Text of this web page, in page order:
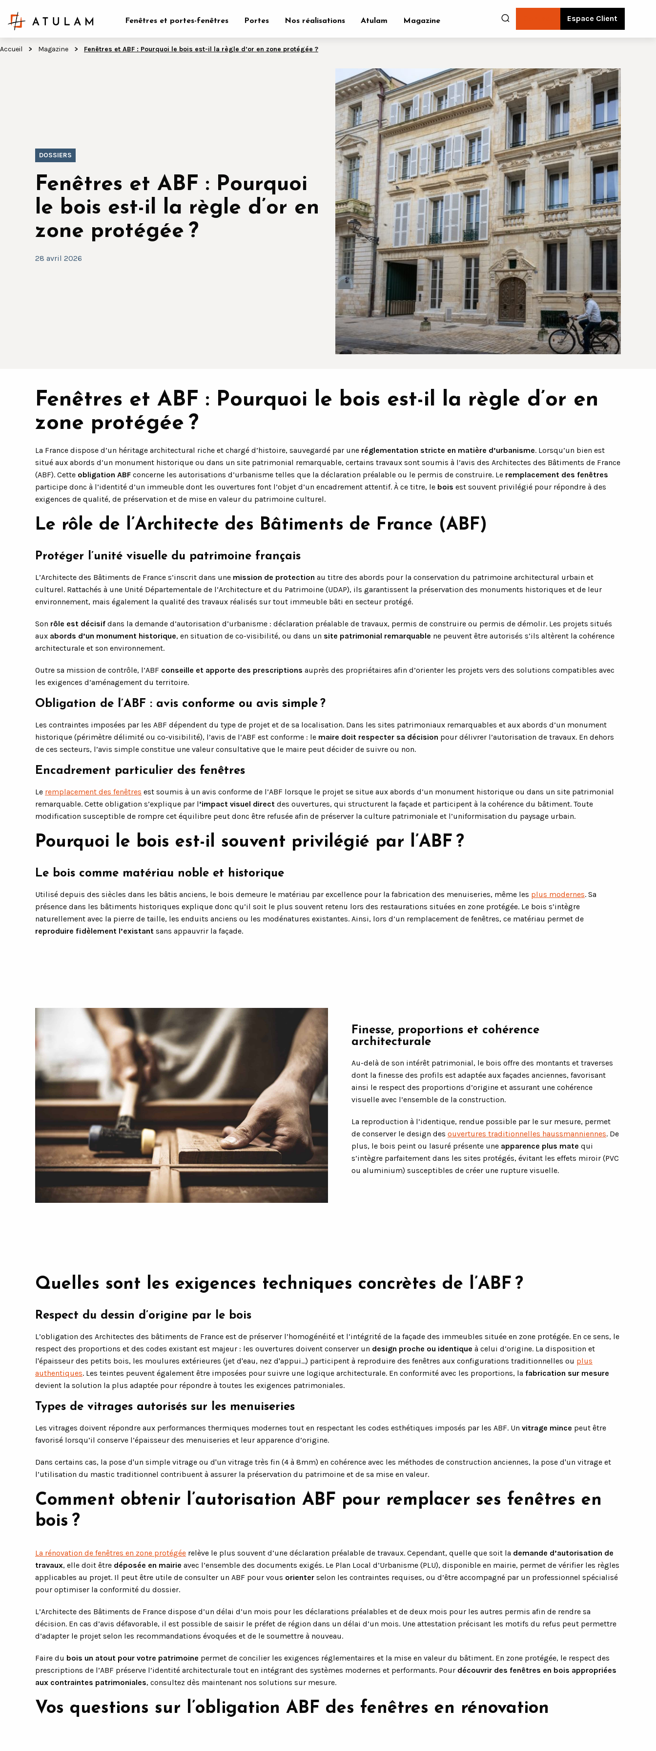
Fenêtres et portes-fenêtres Portes Nos réalisations Atulam Magazine Espace Client
Accueil Magazine Fenêtres et ABF : Pourquoi le bois est-il la règle d’or en zone protégée ?
DOSSIERS
Fenêtres et ABF : Pourquoi
le bois est-il la règle d’or en
zone protégée ?
28 avril 2026
Fenêtres et ABF : Pourquoi le bois est-il la règle d’or en
zone protégée ?
La France dispose d’un héritage architectural riche et chargé d’histoire, sauvegardé par une réglementation stricte en matière d’urbanisme. Lorsqu’un bien est
situé aux abords d’un monument historique ou dans un site patrimonial remarquable, certains travaux sont soumis à l’avis des Architectes des Bâtiments de France
(ABF). Cette obligation ABF concerne les autorisations d’urbanisme telles que la déclaration préalable ou le permis de construire. Le remplacement des fenêtres
participe donc à l’identité d’un immeuble dont les ouvertures font l’objet d’un encadrement attentif. À ce titre, le bois est souvent privilégié pour répondre à des
exigences de qualité, de préservation et de mise en valeur du patrimoine culturel.
Le rôle de l’Architecte des Bâtiments de France (ABF)
Protéger l’unité visuelle du patrimoine français
L’Architecte des Bâtiments de France s’inscrit dans une mission de protection au titre des abords pour la conservation du patrimoine architectural urbain et
culturel. Rattachés à une Unité Départementale de l’Architecture et du Patrimoine (UDAP), ils garantissent la préservation des monuments historiques et de leur
environnement, mais également la qualité des travaux réalisés sur tout immeuble bâti en secteur protégé.
Son rôle est décisif dans la demande d’autorisation d’urbanisme : déclaration préalable de travaux, permis de construire ou permis de démolir. Les projets situés
aux abords d’un monument historique, en situation de co-visibilité, ou dans un site patrimonial remarquable ne peuvent être autorisés s’ils altèrent la cohérence
architecturale et son environnement.
Outre sa mission de contrôle, l’ABF conseille et apporte des prescriptions auprès des propriétaires afin d’orienter les projets vers des solutions compatibles avec
les exigences d’aménagement du territoire.
Obligation de l’ABF : avis conforme ou avis simple ?
Les contraintes imposées par les ABF dépendent du type de projet et de sa localisation. Dans les sites patrimoniaux remarquables et aux abords d’un monument
historique (périmètre délimité ou co-visibilité), l’avis de l’ABF est conforme : le maire doit respecter sa décision pour délivrer l’autorisation de travaux. En dehors
de ces secteurs, l’avis simple constitue une valeur consultative que le maire peut décider de suivre ou non.
Encadrement particulier des fenêtres
Le remplacement des fenêtres est soumis à un avis conforme de l’ABF lorsque le projet se situe aux abords d’un monument historique ou dans un site patrimonial
remarquable. Cette obligation s’explique par l’impact visuel direct des ouvertures, qui structurent la façade et participent à la cohérence du bâtiment. Toute
modification susceptible de rompre cet équilibre peut donc être refusée afin de préserver la culture patrimoniale et l’uniformisation du paysage urbain.
Pourquoi le bois est-il souvent privilégié par l’ABF ?
Le bois comme matériau noble et historique
Utilisé depuis des siècles dans les bâtis anciens, le bois demeure le matériau par excellence pour la fabrication des menuiseries, même les plus modernes. Sa
présence dans les bâtiments historiques explique donc qu’il soit le plus souvent retenu lors des restaurations situées en zone protégée. Le bois s’intègre
naturellement avec la pierre de taille, les enduits anciens ou les modénatures existantes. Ainsi, lors d’un remplacement de fenêtres, ce matériau permet de
reproduire fidèlement l’existant sans appauvrir la façade.
Finesse, proportions et cohérence
architecturale
Au-delà de son intérêt patrimonial, le bois offre des montants et traverses
dont la finesse des profils est adaptée aux façades anciennes, favorisant
ainsi le respect des proportions d’origine et assurant une cohérence
visuelle avec l’ensemble de la construction.
La reproduction à l’identique, rendue possible par le sur mesure, permet
de conserver le design des ouvertures traditionnelles haussmanniennes. De
plus, le bois peint ou lasuré présente une apparence plus mate qui
s’intègre parfaitement dans les sites protégés, évitant les effets miroir (PVC
ou aluminium) susceptibles de créer une rupture visuelle.
Quelles sont les exigences techniques concrètes de l’ABF ?
Respect du dessin d’origine par le bois
L’obligation des Architectes des bâtiments de France est de préserver l’homogénéité et l’intégrité de la façade des immeubles située en zone protégée. En ce sens, le
respect des proportions et des codes existant est majeur : les ouvertures doivent conserver un design proche ou identique à celui d’origine. La disposition et
l'épaisseur des petits bois, les moulures extérieures (jet d'eau, nez d'appui...) participent à reproduire des fenêtres aux configurations traditionnelles ou plus
authentiques. Les teintes peuvent également être imposées pour suivre une logique architecturale. En conformité avec les proportions, la fabrication sur mesure
devient la solution la plus adaptée pour répondre à toutes les exigences patrimoniales.
Types de vitrages autorisés sur les menuiseries
Les vitrages doivent répondre aux performances thermiques modernes tout en respectant les codes esthétiques imposés par les ABF. Un vitrage mince peut être
favorisé lorsqu’il conserve l’épaisseur des menuiseries et leur apparence d’origine.
Dans certains cas, la pose d'un simple vitrage ou d'un vitrage très fin (4 à 8mm) en cohérence avec les méthodes de construction anciennes, la pose d'un vitrage et
l’utilisation du mastic traditionnel contribuent à assurer la préservation du patrimoine et de sa mise en valeur.
Comment obtenir l’autorisation ABF pour remplacer ses fenêtres en
bois ?
La rénovation de fenêtres en zone protégée relève le plus souvent d’une déclaration préalable de travaux. Cependant, quelle que soit la demande d’autorisation de
travaux, elle doit être déposée en mairie avec l’ensemble des documents exigés. Le Plan Local d’Urbanisme (PLU), disponible en mairie, permet de vérifier les règles
applicables au projet. Il peut être utile de consulter un ABF pour vous orienter selon les contraintes requises, ou d’être accompagné par un professionnel spécialisé
pour optimiser la conformité du dossier.
L’Architecte des Bâtiments de France dispose d’un délai d’un mois pour les déclarations préalables et de deux mois pour les autres permis afin de rendre sa
décision. En cas d’avis défavorable, il est possible de saisir le préfet de région dans un délai d’un mois. Une attestation précisant les motifs du refus peut permettre
d’adapter le projet selon les recommandations évoquées et de le soumettre à nouveau.
Faire du bois un atout pour votre patrimoine permet de concilier les exigences réglementaires et la mise en valeur du bâtiment. En zone protégée, le respect des
prescriptions de l’ABF préserve l’identité architecturale tout en intégrant des systèmes modernes et performants. Pour découvrir des fenêtres en bois appropriées
aux contraintes patrimoniales, consultez dès maintenant nos solutions sur mesure.
Vos questions sur l’obligation ABF des fenêtres en rénovation